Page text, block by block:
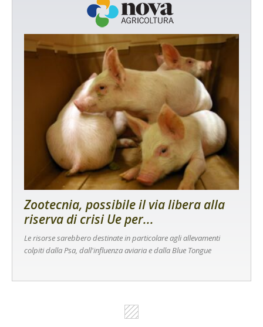
Zootecnia, possibile il via libera alla
riserva di crisi Ue per...
Le risorse sarebbero destinate in particolare agli allevamenti
colpiti dalla Psa, dall'influenza aviaria e dalla Blue Tongue